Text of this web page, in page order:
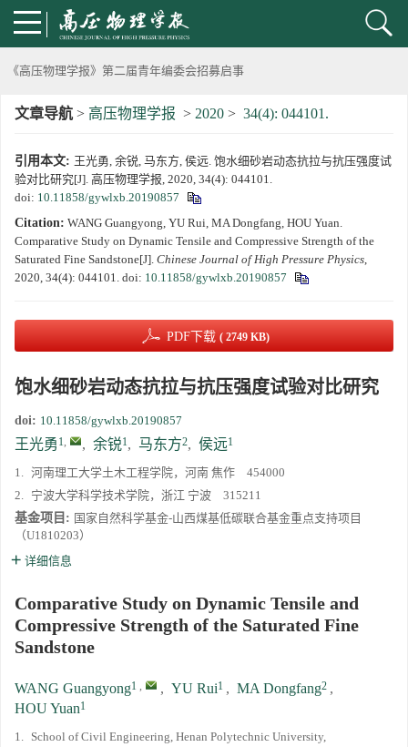
动载下材料物性机器学习与高通量研究专刊征稿启事
《高压物理学报》第二届青年编委会招募启事
《高压物理学报》2023年度优秀审稿人和优秀论文评选结果
第十四届全国爆炸力学学术会议 第二轮通知
通知
文章导航 > 高压物理学报 > 2020 > 34(4): 044101.
引用本文: 王光勇, 余锐, 马东方, 侯远. 饱水细砂岩动态抗拉与抗压强度试
验对比研究[J]. 高压物理学报, 2020, 34(4): 044101.
doi: 10.11858/gywlxb.20190857
Citation: WANG Guangyong, YU Rui, MA Dongfang, HOU Yuan.
Comparative Study on Dynamic Tensile and Compressive Strength of the
Saturated Fine Sandstone[J]. Chinese Journal of High Pressure Physics,
2020, 34(4): 044101. doi: 10.11858/gywlxb.20190857
PDF下载 ( 2749 KB)
饱水细砂岩动态抗拉与抗压强度试验对比研究
doi: 10.11858/gywlxb.20190857
王光勇 1, , 余锐1, 马东方2, 侯远1
1. 河南理工大学土木工程学院，河南 焦作 454000
2. 宁波大学科学技术学院，浙江 宁波 315211
基金项目: 国家自然科学基金-山西煤基低碳联合基金重点支持项目
（U1810203）
详细信息
Comparative Study on Dynamic Tensile and
Compressive Strength of the Saturated Fine
Sandstone
WANG Guangyong1 , , YU Rui1 , MA Dongfang2 ,
HOU Yuan1
1. School of Civil Engineering, Henan Polytechnic University,